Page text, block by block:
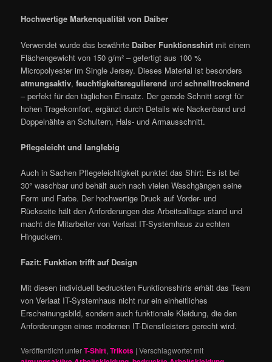
Hochwertige Markenqualität von Daiber
Verwendet wurde das bewährte Daiber Funktionsshirt mit einem
Flächengewicht von 150 g/m² – gefertigt aus 100 %
Micropolyester im Single Jersey. Dieses Material ist besonders
atmungsaktiv,feuchtigkeitsregulierend undschnelltrocknend
– perfekt für den täglichen Einsatz. Der gerade Schnitt sorgt für
hohen Tragekomfort, ergänzt durch Details wie Nackenband und
Doppelnähte an Schultern, Hals- und Armausschnitt.
Pflegeleicht und langlebig
Auch in Sachen Pflegeleichtigkeit punktet das Shirt: Es ist bei
30° waschbar und behält auch nach vielen Waschgängen seine
Form und Farbe. Der hochwertige Druck auf Vorder- und
Rückseite hält den Anforderungen des Arbeitsalltags stand und
macht die Mitarbeiter von Verlaat IT-Systemhaus zu echten
Hinguckern.
Fazit: Funktion trifft auf Design
Mit diesen individuell bedruckten Funktionsshirts erhält das Team
von Verlaat IT-Systemhaus nicht nur ein einheitliches
Erscheinungsbild, sondern auch funktionale Kleidung, die den
Anforderungen eines modernen IT-Dienstleisters gerecht wird.
Veröffentlicht unterT-Shirt,Trikots |Verschlagwortet mit